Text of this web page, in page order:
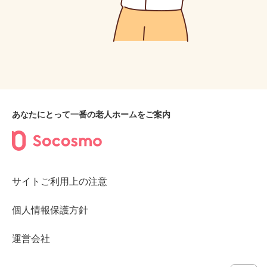
あなたにとって一番の老人ホームをご案内
サイトご利用上の注意
個人情報保護方針
運営会社